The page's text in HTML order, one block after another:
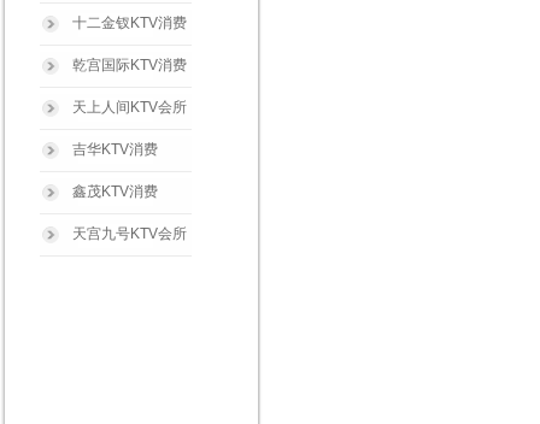
十二金钗KTV消费
乾宫国际KTV消费
天上人间KTV会所
吉华KTV消费
鑫茂KTV消费
天宫九号KTV会所